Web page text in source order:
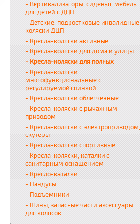
- Вертикализаторы, сиденья, мебель
для детей с ДЦП
- Детские, подростковые инвалидные
коляски ДЦП
- Кресла-коляски активные
- Кресла-коляски для дома и улицы
- Кресла-коляски для полных
- Кресла-коляски
многофункциональные с
регулируемой спинкой
- Кресла-коляски облегченные
- Кресла-коляски с рычажным
приводом
- Кресла-коляски с электроприводом,
скутеры
- Кресла-коляски спортивные
- Кресла-коляски, каталки с
санитарным оснащением
- Кресло-каталки
- Пандусы
- Подъемники
- Шины, запасные части аксессуары
для колясок